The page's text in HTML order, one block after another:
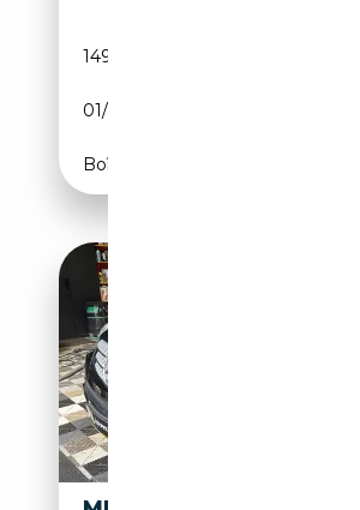
149 500 km
01/2006
Boîte automatique